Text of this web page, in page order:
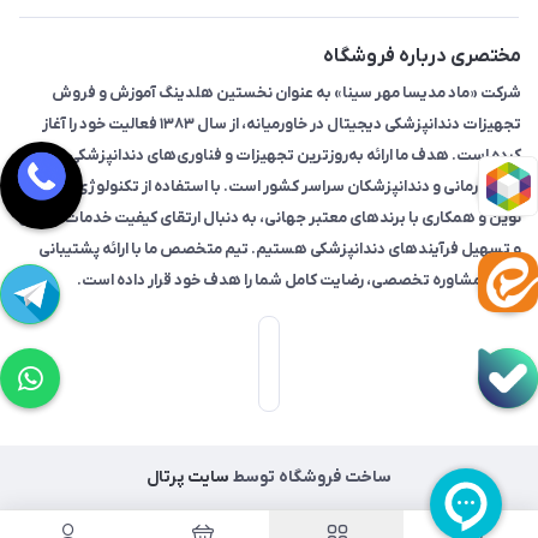
مختصری درباره فروشگاه
شرکت «ماد مدیسا مهر سینا» به عنوان نخستین هلدینگ آموزش و فروش
تجهیزات دندانپزشکی دیجیتال در خاورمیانه، از سال ۱۳۸۳ فعالیت خود را آغاز
کرده است. هدف ما ارائه به‌روزترین تجهیزات و فناوری‌های دندانپزشکی به
مراکز درمانی و دندانپزشکان سراسر کشور است. با استفاده از تکنولوژی‌های
نوین و همکاری با برندهای معتبر جهانی، به دنبال ارتقای کیفیت خدمات درمانی
و تسهیل فرآیندهای دندانپزشکی هستیم. تیم متخصص ما با ارائه پشتیبانی
فنی و مشاوره تخصصی، رضایت کامل شما را هدف خود قرار داده است.
ساخت فروشگاه توسط سایت پرتال